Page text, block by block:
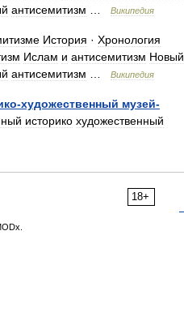
антисемитизм Википедия
История · Хронология
Ислам и антисемитизм Новый
антисемитизм Википедия
-художественный музей-
историко художественный
18+